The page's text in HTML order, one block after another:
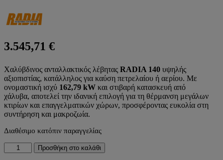
3.545,71 €
Χαλύβδινος ανταλλακτικός λέβητας RADIA 140 υψηλής
αξιοπιστίας, κατάλληλος για καύση πετρελαίου ή αερίου. Με
ονομαστική ισχύ 162,79 kW και στιβαρή κατασκευή από
χάλυβα, αποτελεί την ιδανική επιλογή για τη θέρμανση μεγάλων
κτιρίων και επαγγελματικών χώρων, προσφέροντας ευκολία στη
συντήρηση και μακροζωία.
Διαθέσιμο κατόπιν παραγγελίας
Λέβητας
Ανταλλακτικός
Προσθήκη στο καλάθι